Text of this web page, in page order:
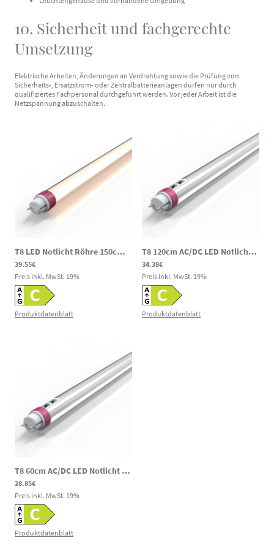
10. Sicherheit und fachgerechte
Umsetzung
Elektrische Arbeiten, Änderungen an Verdrahtung sowie die Prüfung von
Sicherheits-, Ersatzstrom- oder Zentralbatterieanlagen dürfen nur durch
qualifiziertes Fachpersonal durchgeführt werden. Vor jeder Arbeit ist die
Netzspannung abzuschalten.
T8 LED Notlicht Röhre 150cm AC/DC 18/20/25W 3000/4000/6000K 120–300V DC
39.55€
Preis inkl. MwSt. 19%
Produktdatenblatt
T8 120cm AC/DC LED Notlicht Röhre 18/20/25W 3000/4000/6000K 120-300V DC 85-265V AC
34.38€
Preis inkl. MwSt. 19%
Produktdatenblatt
T8 60cm AC/DC LED Notlicht Röhre 60cm 6/9/12W 3000/4000/6000K 120-300V DC 85-265V AC
28.85€
Preis inkl. MwSt. 19%
Produktdatenblatt